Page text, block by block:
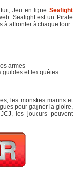
Jeu en ligne Seafight
Seafight est un Pirate
à affronter à chaque tour.
armes
guildes et les quêtes
les monstres marins et
pour gagner la gloire,
les joueurs peuvent